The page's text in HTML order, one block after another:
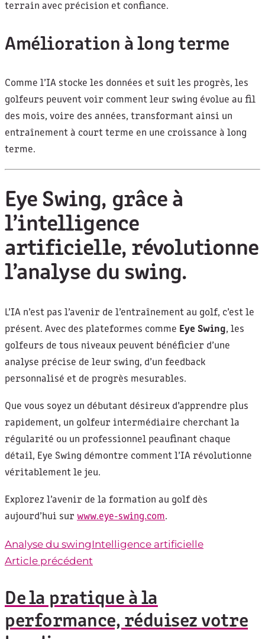
terrain avec précision et confiance.
Amélioration à long terme
Comme l’IA stocke les données et suit les progrès, les
golfeurs peuvent voir comment leur swing évolue au fil
des mois, voire des années, transformant ainsi un
entraînement à court terme en une croissance à long
terme.
Eye Swing, grâce à
l’intelligence
artificielle, révolutionne
l’analyse du swing.
L’IA n’est pas l’avenir de l’entraînement au golf, c’est le
présent. Avec des plateformes comme Eye Swing, les
golfeurs de tous niveaux peuvent bénéficier d’une
analyse précise de leur swing, d’un feedback
personnalisé et de progrès mesurables.
Que vous soyez un débutant désireux d’apprendre plus
rapidement, un golfeur intermédiaire cherchant la
régularité ou un professionnel peaufinant chaque
détail, Eye Swing démontre comment l’IA révolutionne
véritablement le jeu.
Explorez l’avenir de la formation au golf dès
aujourd’hui sur www.eye-swing.com.
Analyse du swing Intelligence artificielle
Article précédent
De la pratique à la
performance, réduisez votre